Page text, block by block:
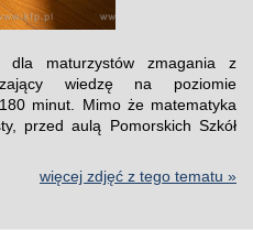
maturzystów zmagania z
wiedzę na poziomie
minut. Mimo że matematyka
przed aulą Pomorskich Szkół
więcej zdjęć z tego tematu »